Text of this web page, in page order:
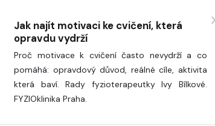
Jak najít motivaci ke cvičení, která
opravdu vydrží
Proč motivace k cvičení často nevydrží a co
pomáhá: opravdový důvod, reálné cíle, aktivita
která baví. Rady fyzioterapeutky Ivy Bílkové.
FYZIOklinika Praha.